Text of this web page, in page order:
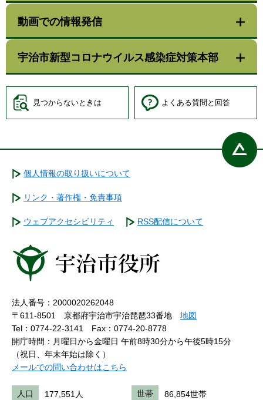
動画での情報発信
宇治市新型コロナウイルス感染症対策本部
見つからないときは よくある質問と回答
個人情報の取り扱いについて
リンク・著作権・免責事項
ウェブアクセシビリティ RSS配信について
法人番号：2000020262048
〒611-8501 京都府宇治市宇治琵琶33番地 地図
Tel：0774-22-3141
Fax：0774-20-8778
開庁時間：月曜日から金曜日 午前8時30分から午後5時15分
（祝日、年末年始は除く）
メールでの問い合わせはこちら
人口 177,551人 世帯 86,854世帯